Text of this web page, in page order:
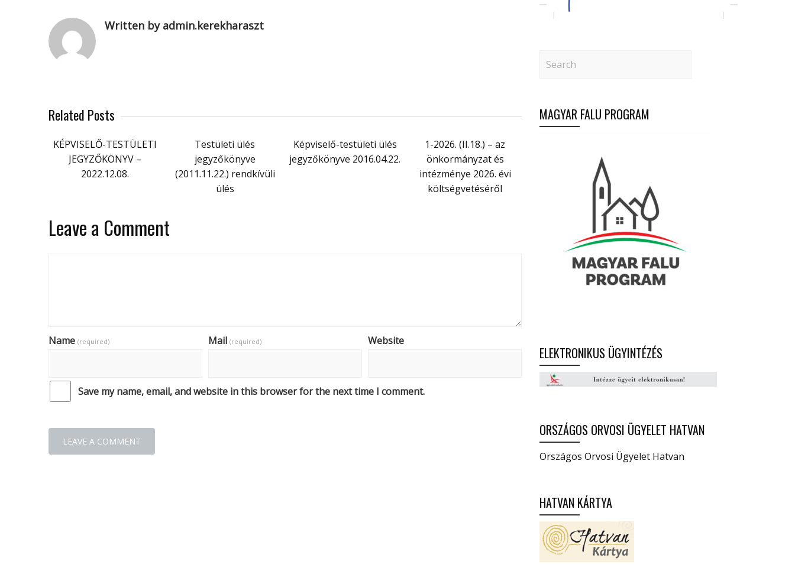
Written by admin.kerekharaszt
Related Posts
KÉPVISELŐ-TESTÜLETI
JEGYZŐKÖNYV –
2022.12.08.
Testületi ülés
jegyzőkönyve
(2011.11.22.) rendkívüli
ülés
Képviselő-testületi ülés
jegyzőkönyve 2016.04.22.
1-2026. (II.18.) – az
önkormányzat és
intézménye 2026. évi
költségvetéséről
Leave a Comment
Name (required) Mail (required) Website
Save my name, email, and website in this browser for the next time I comment.
MAGYAR FALU PROGRAM
ELEKTRONIKUS ÜGYINTÉZÉS
ORSZÁGOS ORVOSI ÜGYELET HATVAN
Országos Orvosi Ügyelet Hatvan
HATVAN KÁRTYA